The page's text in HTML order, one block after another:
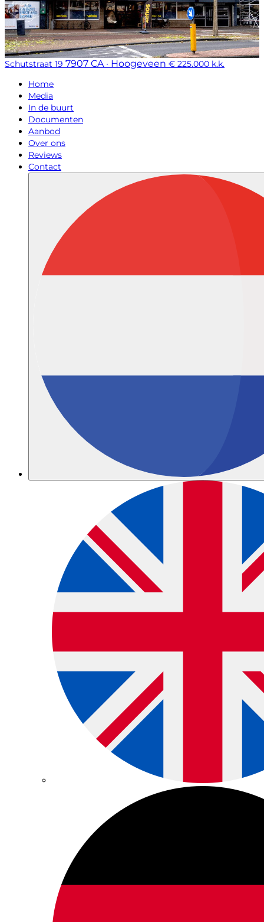
Schutstraat 19 7907 CA · Hoogeveen € 225.000 k.k.
Home
Media
In de buurt
Documenten
Aanbod
Over ons
Reviews
Contact